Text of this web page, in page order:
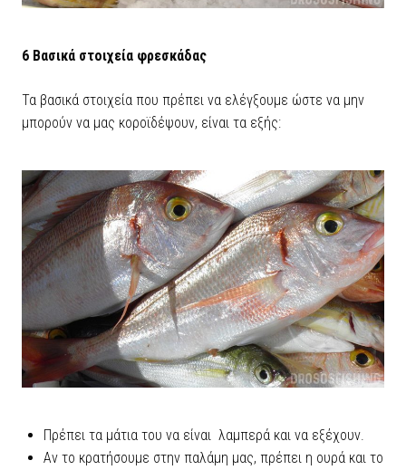
6 Βασικά στοιχεία φρεσκάδας
Τα βασικά στοιχεία που πρέπει να ελέγξουμε ώστε να μην
μπορούν να μας κοροϊδέψουν, είναι τα εξής:
Πρέπει τα μάτια του να είναι λαμπερά και να εξέχουν.
Αν το κρατήσουμε στην παλάμη μας, πρέπει η ουρά και το